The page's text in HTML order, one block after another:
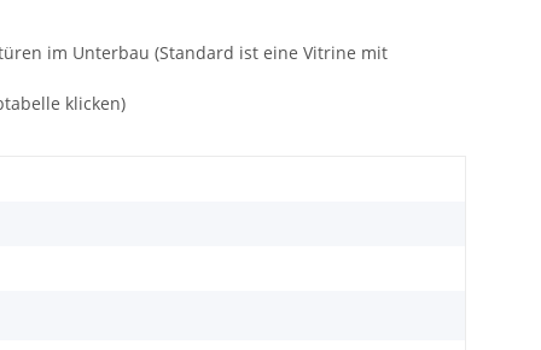
im Unterbau (Standard ist eine Vitrine mit
klicken)